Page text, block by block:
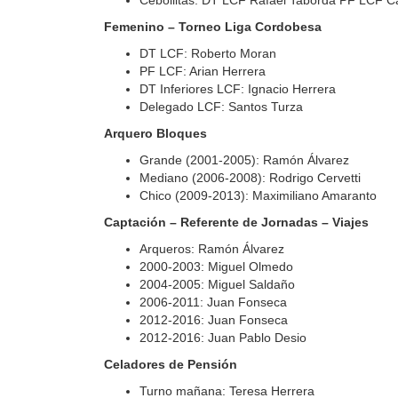
Femenino – Torneo Liga Cordobesa
DT LCF: Roberto Moran
PF LCF: Arian Herrera
DT Inferiores LCF: Ignacio Herrera
Delegado LCF: Santos Turza
Arquero Bloques
Grande (2001-2005): Ramón Álvarez
Mediano (2006-2008): Rodrigo Cervetti
Chico (2009-2013): Maximiliano Amaranto
Captación – Referente de Jornadas – Viajes
Arqueros: Ramón Álvarez
2000-2003: Miguel Olmedo
2004-2005: Miguel Saldaño
2006-2011: Juan Fonseca
2012-2016: Juan Fonseca
2012-2016: Juan Pablo Desio
Celadores de Pensión
Turno mañana: Teresa Herrera